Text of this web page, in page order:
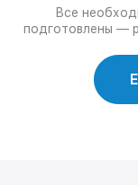
Все
подготовлены —